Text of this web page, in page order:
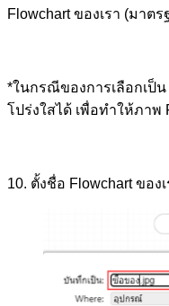
Flowchart ของเรา (มา
*ในกรณีของการเลือกเป็
โปร่งใสได้ เพื่อทำให้ภาพ
10. ตั้งชื่อ Flowchart ขอ